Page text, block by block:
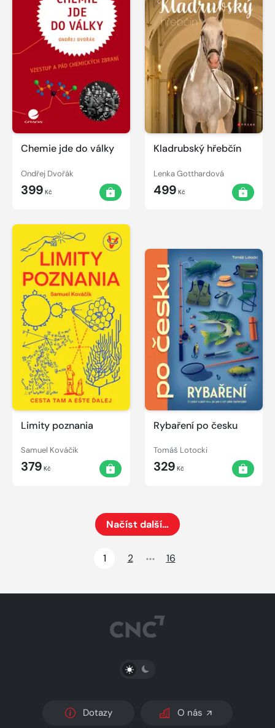
Chemie jde do války
Ondřej Dvořák
399 Kč
Kladrubský hřebčín
Lenka Gotthardová
499 Kč
Limity poznania
Samuel Kováčik
379 Kč
Rybaření po česku
Tomáš Lotocki
329 Kč
Načíst další…
1
2 16
PŘEPNOUT SVĚTLÝ/TMAVÝ REŽIM
Dotazy O nás